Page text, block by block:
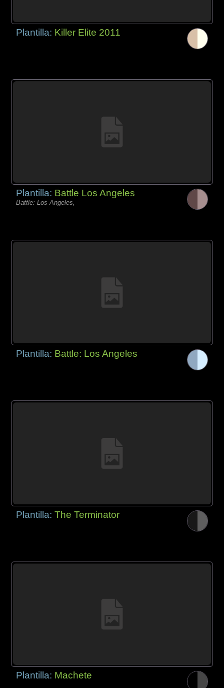
Plantilla: Killer Elite 2011
Plantilla: Battle Los Angeles
Battle: Los Angeles,
Plantilla: Battle: Los Angeles
Plantilla:The Terminator
Plantilla: Machete